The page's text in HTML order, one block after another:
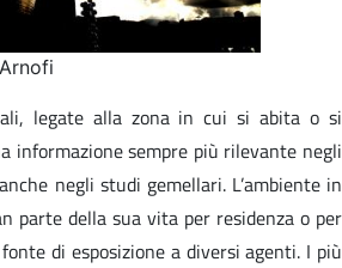
legate alla zona in cui si abita o si
informazione sempre più rilevante negli
negli studi gemellari. L’ambiente in
parte della sua vita per residenza o per
di esposizione a diversi agenti. I più